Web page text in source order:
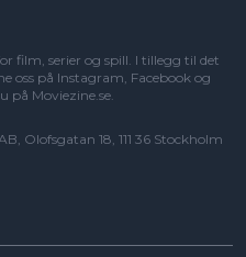
film, serier og spill. I tillegg til det
oss på Instagram, Facebook og
på Moviezine.se
Olofsgatan 18, 111 36 Stockholm